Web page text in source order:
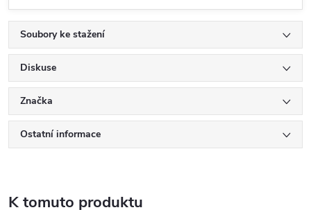
Soubory ke stažení
Diskuse
Značka
Ostatní informace
K tomuto produktu